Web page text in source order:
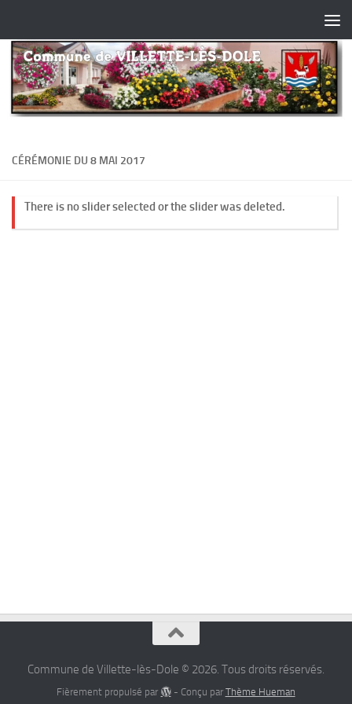
CÉRÉMONIE DU 8 MAI 2017
There is no slider selected or the slider was deleted.
Commune de Villette-lès-Dole © 2026. Tous droits réservés.
Fièrement propulsé par - Conçu par Thème Hueman